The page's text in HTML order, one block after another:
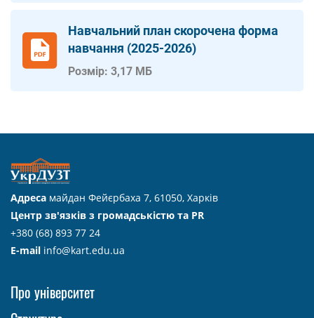
Навчальний план скорочена форма
навчання (2025-2026)
Розмір: 3,17 МБ
Адреса майдан Фейєрбаха 7, 61050, Харків
Центр зв'язків з громадськістю та PR
+380 (68) 893 77 24
E-mail info@kart.edu.ua
Про університет